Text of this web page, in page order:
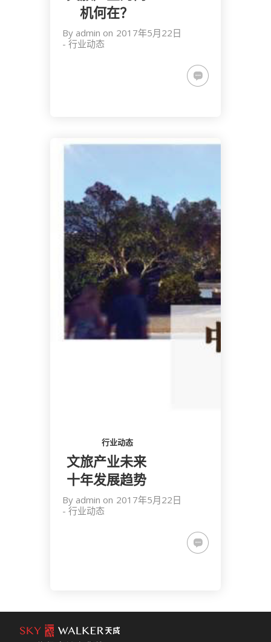
机何在？
By admin on 2017年5月22日
- 行业动态
行业动态
文旅产业未来
十年发展趋势
By admin on 2017年5月22日
- 行业动态